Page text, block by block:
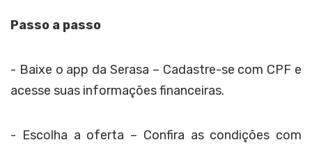
Passo a passo
- Baixe o app da Serasa – Cadastre-se com CPF e
acesse suas informações financeiras.
- Escolha a oferta – Confira as condições com